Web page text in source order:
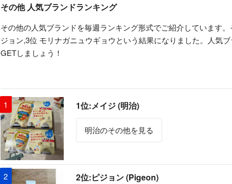
その他 人気ブランドランキング
その他の人気ブランドを毎週ランキング形式でご紹介しています
ジョン,3位 モリナガニュウギョウという結果になりました。人気
GETしましょう！
1 1位:メイジ (明治)
明治のその他を見る
2 2位:ピジョン (Pigeon)